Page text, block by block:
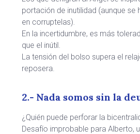
portación de inutilidad (aunque se
en corruptelas).
En la incertidumbre, es más
que el inútil.
La tensión del bolso supera el
reposera.
2.- Nada somos sin la
¿Quién puede perforar la
Desafío improbable para Alberto,